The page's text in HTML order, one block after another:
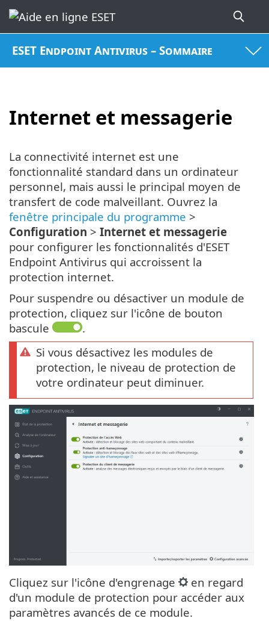
ESET Endpoint Antivirus – Sommaire
Internet et messagerie
La connectivité internet est une
fonctionnalité standard dans un ordinateur
personnel, mais aussi le principal moyen de
transfert de code malveillant. Ouvrez la
fenêtre principale du programme >
Configuration > Internet et messagerie
pour configurer les fonctionnalités d'ESET
Endpoint Antivirus qui accroissent la
protection internet.
Pour suspendre ou désactiver un module de
protection, cliquez sur l'icône de bouton
bascule
.
Si vous désactivez les modules de
protection, le niveau de protection de
votre ordinateur peut diminuer.
Cliquez sur l'icône d'engrenage
en regard
d'un module de protection pour accéder aux
paramètres avancés de ce module.